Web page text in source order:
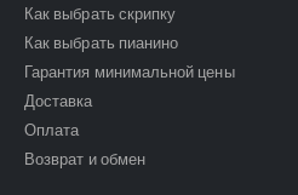
Как выбрать скрипку
Как выбрать пианино
Гарантия минимальной цены
Доставка
Оплата
Возврат и обмен